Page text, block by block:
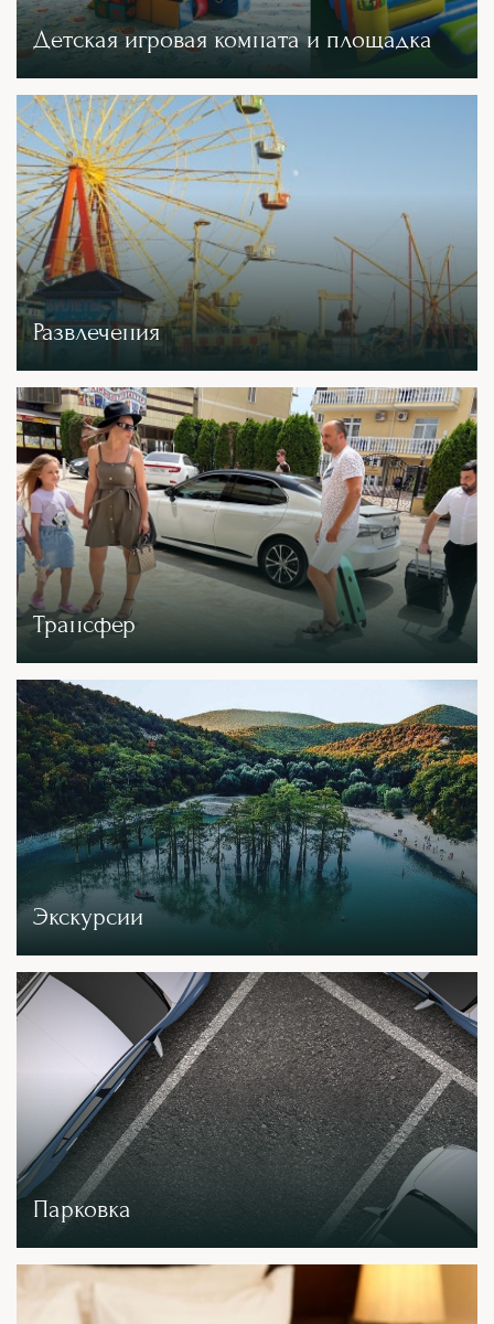
Детская игровая комната и площадка
Развлечения
Трансфер
Экскурсии
Парковка